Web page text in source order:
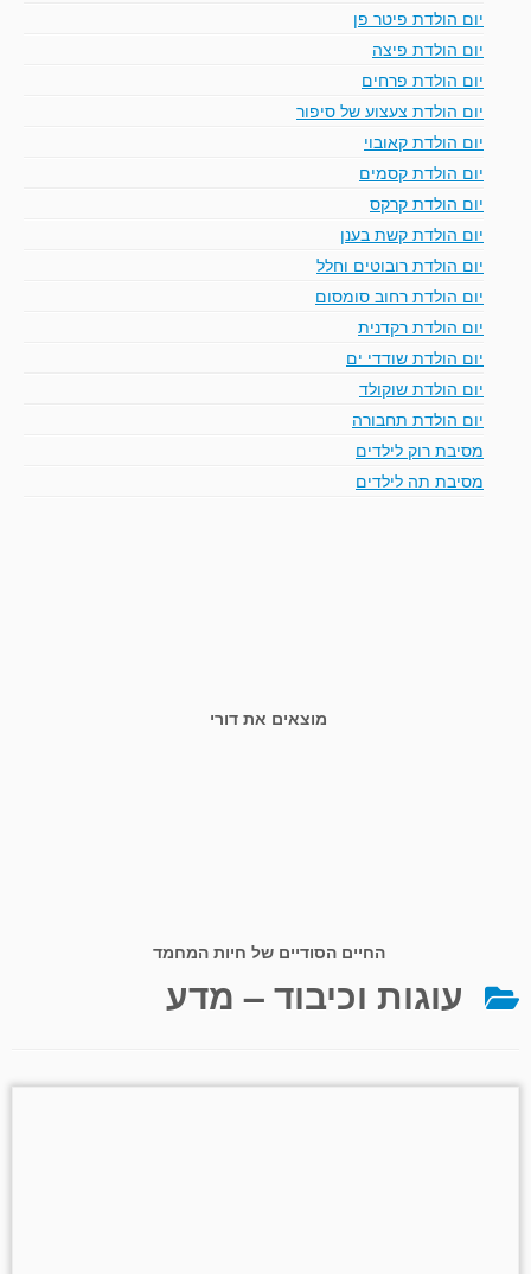
יום הולדת פיטר פן
יום הולדת פיצה
יום הולדת פרחים
יום הולדת צעצוע של סיפור
יום הולדת קאובוי
יום הולדת קסמים
יום הולדת קרקס
יום הולדת קשת בענן
יום הולדת רובוטים וחלל
יום הולדת רחוב סומסום
יום הולדת רקדנית
יום הולדת שודדי ים
יום הולדת שוקולד
יום הולדת תחבורה
מסיבת רוק לילדים
מסיבת תה לילדים
מוצאים את דורי
החיים הסודיים של חיות המחמד
עוגות וכיבוד – מדע